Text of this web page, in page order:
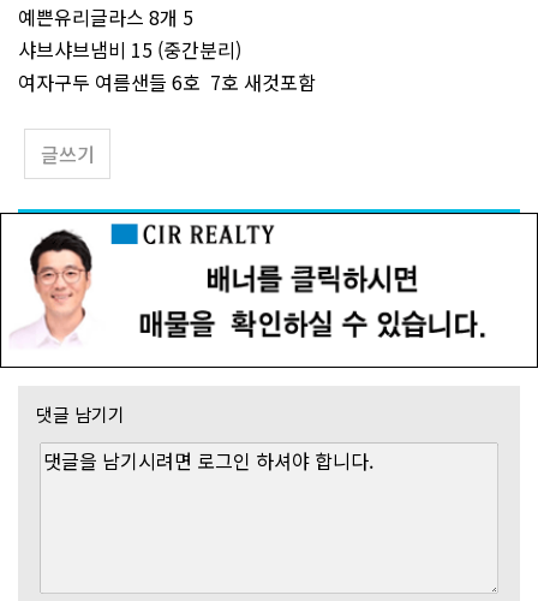
예쁜유리글라스 8개 5
샤브샤브냄비 15 (중간분리)
여자구두 여름샌들 6호 7호 새것포함
글쓰기
댓글 남기기